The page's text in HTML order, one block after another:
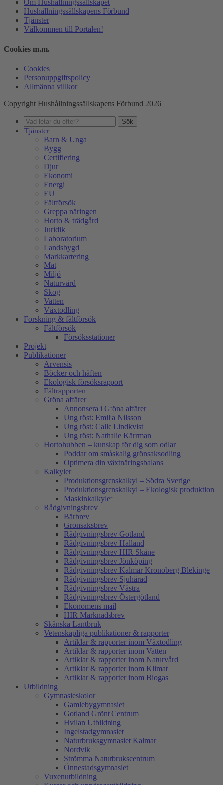
Om Hushållningssällskapet
Hushållningssällskapens Förbund
Tjänster
Välkommen till Portalen!
Cookies m.m.
Cookies
Personuppgiftspolicy
Allmänna villkor
Copyright Hushållningssällskapens Förbund 2026
Sök
Tjänster
Barn & Unga
Bygg
Certifiering
Djur
Ekonomi
Energi
EU
Fältförsök
Greppa näringen
Horto & trädgård
Juridik
Laboratorium
Landsbygd
Markkartering
Mat
Miljö
Naturvård
Skog
Vatten
Växtodling
Forskning & fältförsök
Fältförsök
Försöksstationer
Projekt
Publikationer
Arvensis
Böcker och häften
Ekologisk försöksrapport
Fältrapporten
Gröna affärer
Annonsera i Gröna affärer
Ung röst: Emilia Nilsson
Ung röst: Calle Lindkvist
Ung röst: Nathalie Kärrman
Hortohubben – kunskap för dig som odlar
Poddar om småskalig grönsaksodling
Optimera din växtnäringsbalans
Kalkyler
Produktionsgrenskalkyl – Södra Sverige
Produktionsgrenskalkyl – Ekologisk produktion
Maskinkalkyler
Rådgivningsbrev
Bärbrev
Grönsaksbrev
Rådgivningsbrev Gotland
Rådgivningsbrev Halland
Rådgivningsbrev HIR Skåne
Rådgivningsbrev Jönköping
Rådgivningsbrev Kalmar Kronoberg Blekinge
Rådgivningsbrev Sjuhärad
Rådgivningsbrev Västra
Rådgivningsbrev Östergötland
Ekonomens mail
HIR Marknadsbrev
Skånska Lantbruk
Vetenskapliga publikationer & rapporter
Artiklar & rapporter inom Växtodling
Artiklar & rapporter inom Vatten
Artiklar & rapporter inom Naturvård
Artiklar & rapporter inom Klimat
Artiklar & rapporter inom Biogas
Utbildning
Gymnasieskolor
Gamlebygymnasiet
Gotland Grönt Centrum
Hvilan Utbildning
Ingelstadgymnasiet
Naturbruksgymnasiet Kalmar
Nordvik
Strömma Naturbrukscentrum
Önnestadsgymnasiet
Vuxenutbildning